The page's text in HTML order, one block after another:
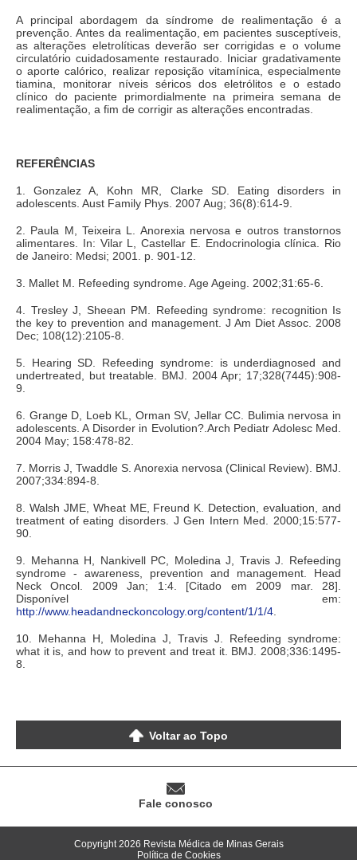
A principal abordagem da síndrome de realimentação é a
prevenção. Antes da realimentação, em pacientes susceptíveis,
as alterações eletrolíticas deverão ser corrigidas e o volume
circulatório cuidadosamente restaurado. Iniciar gradativamente
o aporte calórico, realizar reposição vitamínica, especialmente
tiamina, monitorar níveis séricos dos eletrólitos e o estado
clínico do paciente primordialmente na primeira semana de
realimentação, a fim de corrigir as alterações encontradas.
REFERÊNCIAS
1. Gonzalez A, Kohn MR, Clarke SD. Eating disorders in
adolescents. Aust Family Phys. 2007 Aug; 36(8):614-9.
2. Paula M, Teixeira L. Anorexia nervosa e outros transtornos
alimentares. In: Vilar L, Castellar E. Endocrinologia clínica. Rio
de Janeiro: Medsi; 2001. p. 901-12.
3. Mallet M. Refeeding syndrome. Age Ageing. 2002;31:65-6.
4. Tresley J, Sheean PM. Refeeding syndrome: recognition Is
the key to prevention and management. J Am Diet Assoc. 2008
Dec; 108(12):2105-8.
5. Hearing SD. Refeeding syndrome: is underdiagnosed and
undertreated, but treatable. BMJ. 2004 Apr; 17;328(7445):908-
9.
6. Grange D, Loeb KL, Orman SV, Jellar CC. Bulimia nervosa in
adolescents. A Disorder in Evolution?.Arch Pediatr Adolesc Med.
2004 May; 158:478-82.
7. Morris J, Twaddle S. Anorexia nervosa (Clinical Review). BMJ.
2007;334:894-8.
8. Walsh JME, Wheat ME, Freund K. Detection, evaluation, and
treatment of eating disorders. J Gen Intern Med. 2000;15:577-
90.
9. Mehanna H, Nankivell PC, Moledina J, Travis J. Refeeding
syndrome - awareness, prevention and management. Head
Neck Oncol. 2009 Jan; 1:4. [Citado em 2009 mar. 28].
Disponível em:
http://www.headandneckoncology.org/content/1/1/4
10. Mehanna H, Moledina J, Travis J. Refeeding syndrome:
what it is, and how to prevent and treat it. BMJ. 2008;336:1495-
8.
Voltar ao Topo
Fale conosco
Copyright 2026 Revista Médica de Minas Gerais
Política de Cookies